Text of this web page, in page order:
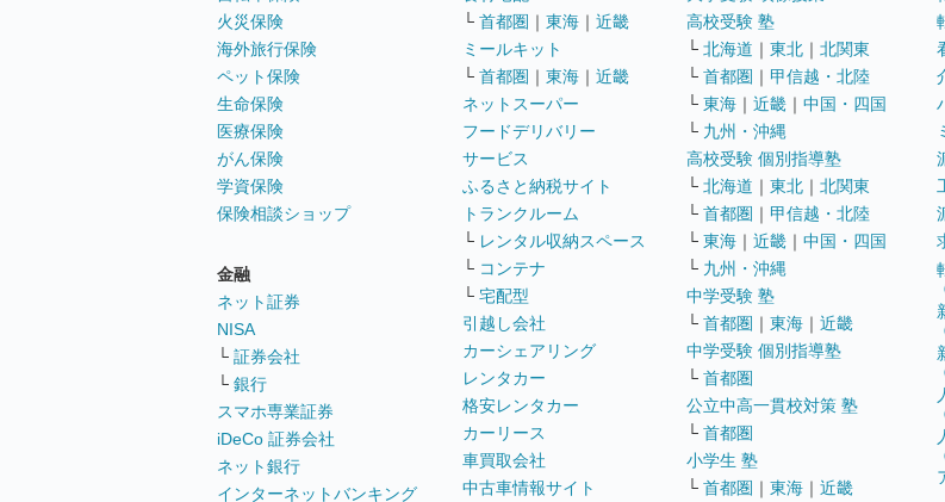
火災保険
海外旅行保険
ペット保険
生命保険
医療保険
がん保険
学資保険
保険相談ショップ
金融
ネット証券
NISA
└ 証券会社
└ 銀行
スマホ専業証券
iDeCo 証券会社
ネット銀行
インターネットバンキング
└ 首都圏 ｜ 東海 ｜ 近畿
ミールキット
└ 首都圏 ｜ 東海 ｜ 近畿
ネットスーパー
フードデリバリー
サービス
ふるさと納税サイト
トランクルーム
└ レンタル収納スペース
└ コンテナ
└ 宅配型
引越し会社
カーシェアリング
レンタカー
格安レンタカー
カーリース
車買取会社
中古車情報サイト
高校受験 塾
└ 北海道 ｜ 東北 ｜ 北関東
└ 首都圏 ｜ 甲信越・北陸
└ 東海 ｜ 近畿 ｜ 中国・四国
└ 九州・沖縄
高校受験 個別指導塾
└ 北海道 ｜ 東北 ｜ 北関東
└ 首都圏 ｜ 甲信越・北陸
└ 東海 ｜ 近畿 ｜ 中国・四国
└ 九州・沖縄
中学受験 塾
└ 首都圏 ｜ 東海 ｜ 近畿
中学受験 個別指導塾
└ 首都圏
公立中高一貫校対策 塾
└ 首都圏
小学生 塾
└ 首都圏 ｜ 東海 ｜ 近畿